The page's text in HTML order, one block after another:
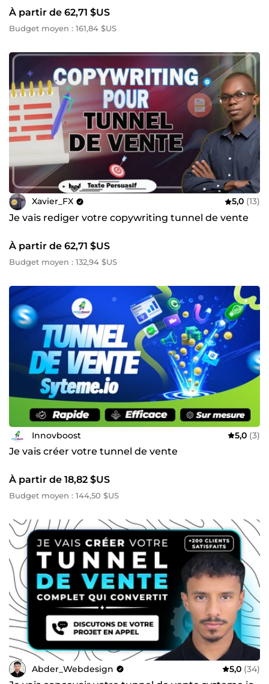
À partir de 62,71 $US
Budget moyen : 161,84 $US
Xavier_FX 5,0 (13)
Je vais rediger votre copywriting tunnel de vente
À partir de 62,71 $US
Budget moyen : 132,94 $US
Innovboost 5,0 (3)
Je vais créer votre tunnel de vente
À partir de 18,82 $US
Budget moyen : 144,50 $US
Abder_Webdesign 5,0 (34)